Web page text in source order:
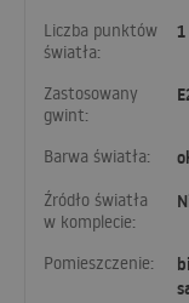
Liczba punktów
światła:
1
Zastosowany
gwint:
Barwa światła:
Źródło światła
w komplecie:
Pomieszczenie: